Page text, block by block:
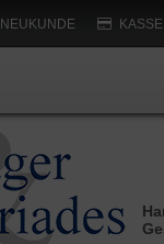
NEUKUNDE KASSE